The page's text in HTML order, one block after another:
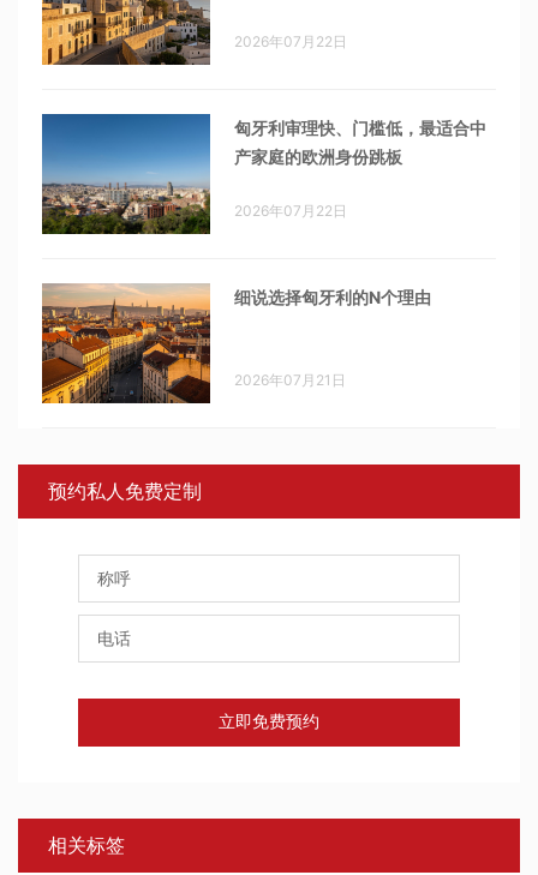
2026年07月22日
匈牙利审理快、门槛低，最适合中
产家庭的欧洲身份跳板
2026年07月22日
细说选择匈牙利的N个理由
2026年07月21日
预约私人免费定制
立即免费预约
相关标签